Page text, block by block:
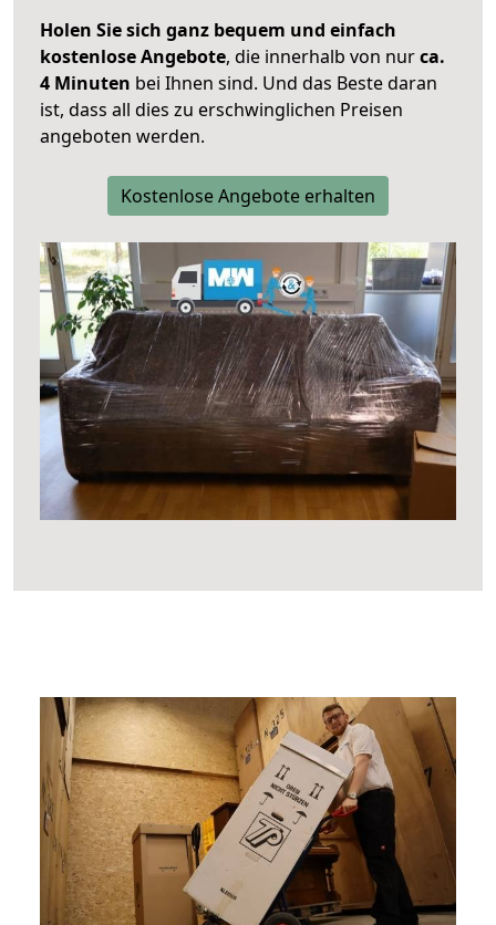
Holen Sie sich ganz bequem und einfach
kostenlose Angebote, die innerhalb von nurca.
4 Minuten bei Ihnen sind. Und das Beste daran
ist, dass all dies zu erschwinglichen Preisen
angeboten werden.
Kostenlose Angebote erhalten